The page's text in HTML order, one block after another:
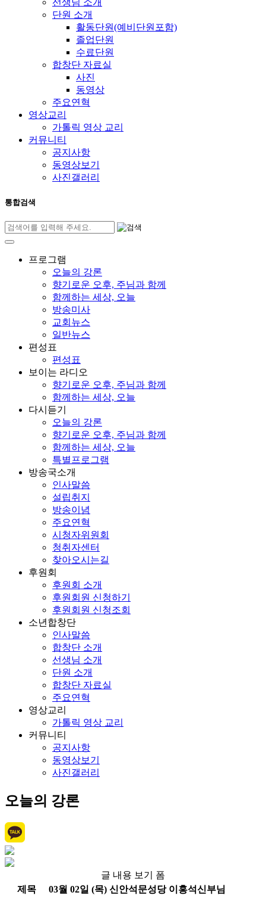
단원 소개
활동단원(예비단원포함)
졸업단원
수료단원
합창단 자료실
사진
동영상
주요연혁
영상교리
가톨릭 영상 교리
커뮤니티
공지사항
동영상보기
사진갤러리
통합검색
프로그램
오늘의 강론
향기로운 오후, 주님과 함께
함께하는 세상, 오늘
방송미사
교회뉴스
일반뉴스
편성표
편성표
보이는 라디오
향기로운 오후, 주님과 함께
함께하는 세상, 오늘
다시듣기
오늘의 강론
향기로운 오후, 주님과 함께
함께하는 세상, 오늘
특별프로그램
방송국소개
인사말씀
설립취지
방송이념
주요연혁
시청자위원회
청취자센터
찾아오시는길
후원회
후원회 소개
후원회원 신청하기
후원회원 신청조회
소년합창단
인사말씀
합창단 소개
선생님 소개
단원 소개
합창단 자료실
주요연혁
영상교리
가톨릭 영상 교리
커뮤니티
공지사항
동영상보기
사진갤러리
오늘의 강론
글 내용 보기 폼
제목
03월 02일 (목) 신안석문성당 이홍석신부님